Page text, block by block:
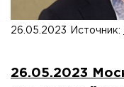
26.05.2023 Источник:
26.05.2023